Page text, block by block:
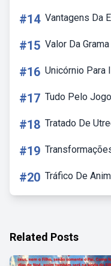
#14 Vantagens Da
#15 Valor Da
#16 Unicórnio Para
#17 Tudo Pelo
#18 Tratado De
#19
#20 Tráfico De
Related Posts